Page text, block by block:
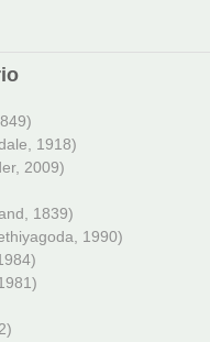
1918)
2009)
1839)
1990)